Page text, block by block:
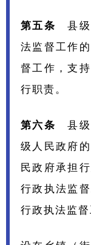
第五条
县级
法监督工作
督工作，支
行职责。
第六条
县级
级人民政府
民政府承担
行政执法监
行政执法监督